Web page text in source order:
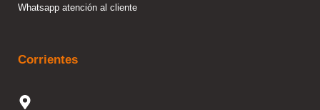
Whatsapp atención al cliente
Corrientes